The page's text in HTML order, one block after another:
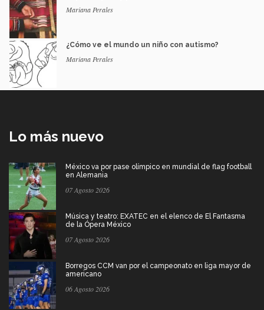
Mariana Perales
¿Cómo ve el mundo un niño con autismo?
Mariana Perales
Lo más nuevo
México va por pase olímpico en mundial de flag football
en Alemania
07 Agosto 2026
Música y teatro: EXATEC en el elenco de El Fantasma
de la Ópera México
07 Agosto 2026
Borregos CCM van por el campeonato en liga mayor de
americano
06 Agosto 2026